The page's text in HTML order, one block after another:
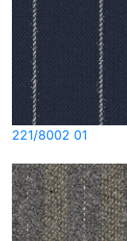
221/8002 01